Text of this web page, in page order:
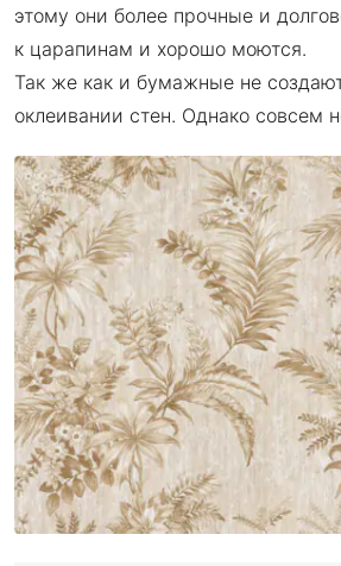
этому они более прочные и
к царапинам и хорошо моются.
Так же как и бумажные не
оклеивании стен. Однако совсем